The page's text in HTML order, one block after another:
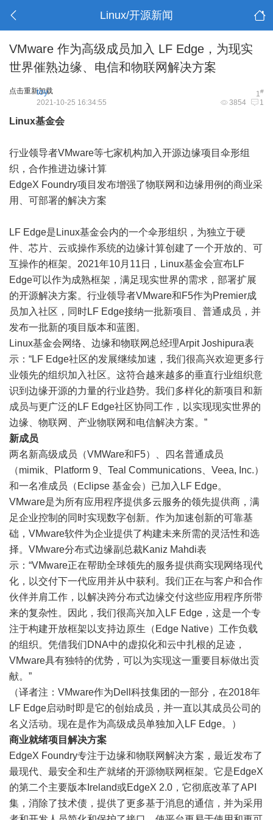
Linux/开源新闻
VMware 作为高级成员加入 LF Edge，为现实
世界催熟边缘、电信和物联网解决方案
点击重新加载 1#
toy
3854 1
2021-10-25 16:34:55
Linux基金会
行业领导者VMware等七家机构加入开源边缘项目伞形组
织，合作推进边缘计算
EdgeX Foundry项目发布增强了物联网和边缘用例的商业采
用、可部署的解决方案
LF Edge是Linux基金会内的一个伞形组织，为独立于硬
件、芯片、云或操作系统的边缘计算创建了一个开放的、可
互操作的框架。2021年10月11日，Linux基金会宣布LF
Edge可以作为成熟框架，满足现实世界的需求，部署扩展
的开源解决方案。行业领导者VMware和F5作为Premier成
员加入社区，同时LF Edge接纳一批新项目、普通成员，并
发布一批新的项目版本和蓝图。
Linux基金会网络、边缘和物联网总经理Arpit Joshipura表
示：“LF Edge社区的发展继续加速，我们很高兴欢迎更多行
业领先的组织加入社区。这符合越来越多的垂直行业组织意
识到边缘开源的力量的行业趋势。我们多样化的新项目和新
成员与更广泛的LF Edge社区协同工作，以实现现实世界的
边缘、物联网、产业物联网和电信解决方案。”
新成员
两名新高级成员（VMWare和F5）、四名普通成员
（mimik、Platform 9、Teal Communications、Veea, Inc.）
和一名准成员（Eclipse 基金会）已加入LF Edge。
VMware是为所有应用程序提供多云服务的领先提供商，满
足企业控制的同时实现数字创新。作为加速创新的可靠基
础，VMware软件为企业提供了构建未来所需的灵活性和选
择。VMware分布式边缘副总裁Kaniz Mahdi表
示：“VMware正在帮助全球领先的服务提供商实现网络现代
化，以交付下一代应用并从中获利。我们正在与客户和合作
伙伴并肩工作，以解决跨分布式边缘交付这些应用程序所带
来的复杂性。因此，我们很高兴加入LF Edge，这是一个专
注于构建开放框架以支持边原生（Edge Native）工作负载
的组织。凭借我们DNA中的虚拟化和云中扎根的足迹，
VMware具有独特的优势，可以为实现这一重要目标做出贡
献。”
（译者注：VMware作为Dell科技集团的一部分，在2018年
LF Edge启动时即是它的创始成员，并一直以其成员公司的
名义活动。现在是作为高级成员单独加入LF Edge。）
商业就绪项目解决方案
EdgeX Foundry专注于边缘和物联网解决方案，最近发布了
最现代、最安全和生产就绪的开源物联网框架。它是EdgeX
的第二个主要版本Ireland或EdgeX 2.0，它彻底改革了API
集，消除了技术债，提供了更多基于消息的通信，并为采用